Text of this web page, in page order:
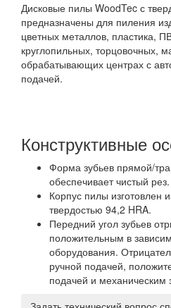
Дисковые пилы WoodTec с
предназначены для пиления
цветных металлов, пластика,
круглопильных, торцовочных,
обрабатывающих центрах с
подачей.
Конструктивные
Форма зубьев прямой/
обеспечивает чистый рез.
Корпус пилы изготовлен
твердостью 94,2 HRA.
Передний угол зубьев
положительным в
оборудования.
ручной подачей,
подачей и механическим